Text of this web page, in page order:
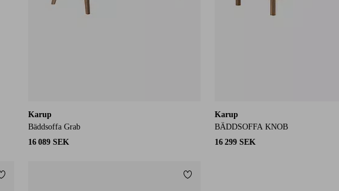
Karup
Bäddsoffa Grab
16 089 SEK
Karup
BÄDDSOFFA KNOB
16 299 SEK
Lägg till i favoriter Lägg till i favoriter